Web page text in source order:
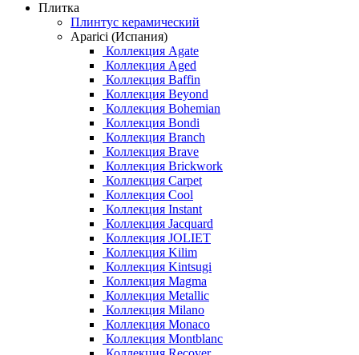
Плитка
Плинтус керамический
Aparici (Испания)
Коллекция Agate
Коллекция Aged
Коллекция Baffin
Коллекция Beyond
Коллекция Bohemian
Коллекция Bondi
Коллекция Branch
Коллекция Brave
Коллекция Brickwork
Коллекция Carpet
Коллекция Cool
Коллекция Instant
Коллекция Jacquard
Коллекция JOLIET
Коллекция Kilim
Коллекция Kintsugi
Коллекция Magma
Коллекция Metallic
Коллекция Milano
Коллекция Monaco
Коллекция Montblanc